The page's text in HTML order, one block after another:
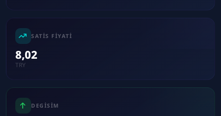
SATIS FIYATI
8,02
TRY
DEGISIM